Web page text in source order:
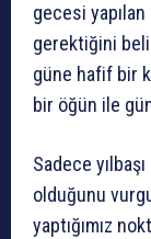
gecesi
gerektiğini
güne hafif bir
bir öğün ile
Sadece
olduğunu
yaptığımız